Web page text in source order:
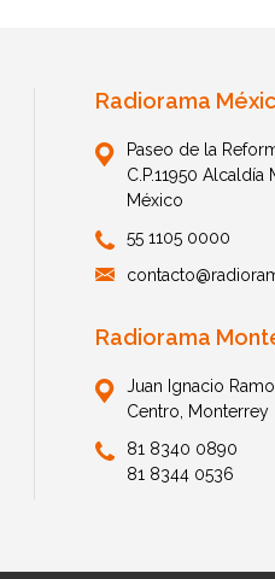
Radiorama
Paseo de la
C.P.11950
México
55 1105 0000
Radiorama
Juan Ignacio
Centro, Monterrey
81 8340 0890
81 8344 0536